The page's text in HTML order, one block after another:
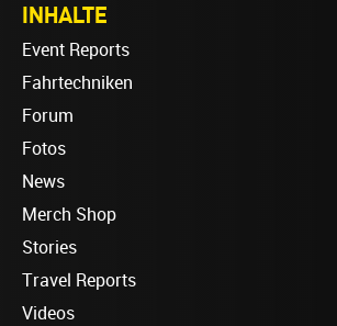
INHALTE
Event Reports
Fahrtechniken
Forum
Fotos
News
Merch Shop
Stories
Travel Reports
Videos